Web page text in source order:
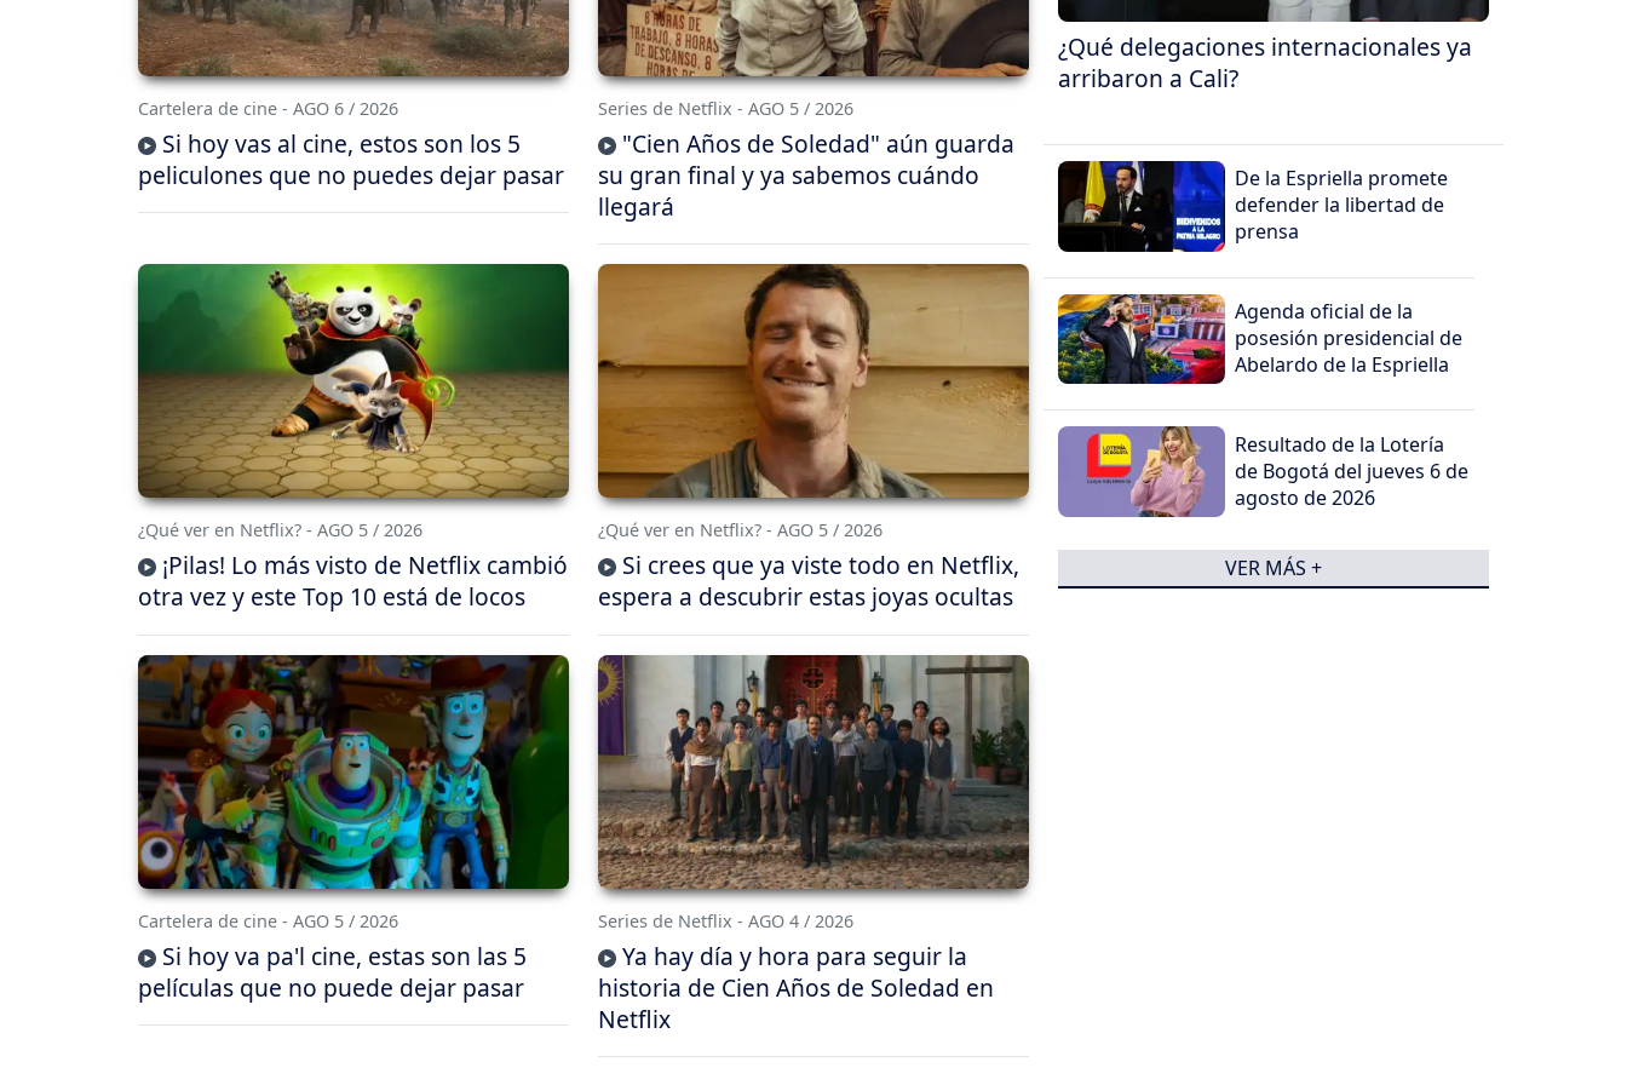
Cartelera de cine - AGO 6 / 2026
Si hoy vas al cine, estos son los 5
peliculones que no puedes dejar pasar
Series de Netflix - AGO 5 / 2026
"Cien Años de Soledad" aún guarda
su gran final y ya sabemos cuándo
llegará
¿Qué ver en Netflix? - AGO 5 / 2026
¡Pilas! Lo más visto de Netflix cambió
otra vez y este Top 10 está de locos
¿Qué ver en Netflix? - AGO 5 / 2026
Si crees que ya viste todo en Netflix,
espera a descubrir estas joyas ocultas
Cartelera de cine - AGO 5 / 2026
Si hoy va pa'l cine, estas son las 5
películas que no puede dejar pasar
Series de Netflix - AGO 4 / 2026
Ya hay día y hora para seguir la
historia de Cien Años de Soledad en
Netflix
¿Qué delegaciones internacionales ya
arribaron a Cali?
De la Espriella promete
defender la libertad de
prensa
Agenda oficial de la
posesión presidencial de
Abelardo de la Espriella
Resultado de la Lotería
de Bogotá del jueves 6 de
agosto de 2026
VER MÁS +